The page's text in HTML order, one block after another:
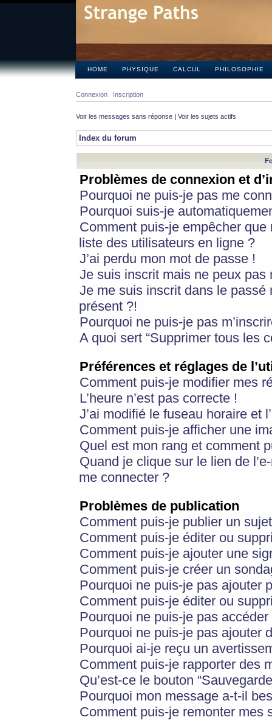
HOME PHYSIQUE CALCUL PHILOSOPHIE
Connexion Inscription
Voir les messages sans réponse | Voir les sujets actifs
Index du forum
Problèmes de connexion et
Pourquoi ne puis-je pas me
Pourquoi suis-je
Comment puis-je empêcher
liste des utilisateurs en ligne ?
J’ai perdu mon mot de passe !
Je suis inscrit mais ne peux pas
Je me suis inscrit dans le
présent ?!
Pourquoi ne puis-je pas
A quoi sert “Supprimer tous les
Préférences et réglages de
Comment puis-je modifier mes
L’heure n’est pas correcte !
J’ai modifié le fuseau horaire et
Comment puis-je afficher une
Quel est mon rang et comment
Quand je clique sur le lien de
me connecter ?
Problèmes de publication
Comment puis-je publier un
Comment puis-je éditer ou
Comment puis-je ajouter une
Comment puis-je créer un
Pourquoi ne puis-je pas ajouter
Comment puis-je éditer ou
Pourquoi ne puis-je pas
Pourquoi ne puis-je pas ajouter
Pourquoi ai-je reçu un
Comment puis-je rapporter des
Qu’est-ce le bouton
Pourquoi mon message a-t-il
Comment puis-je remonter mes